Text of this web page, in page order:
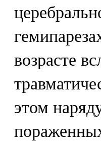
возрасте
этом